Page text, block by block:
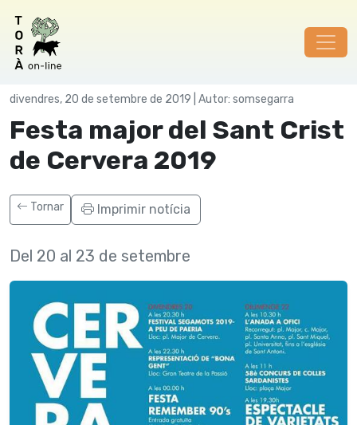
divendres, 20 de setembre de 2019 | Autor: somsegarra
Festa major del Sant Crist
de Cervera 2019
Tornar Imprimir notícia
Del 20 al 23 de setembre